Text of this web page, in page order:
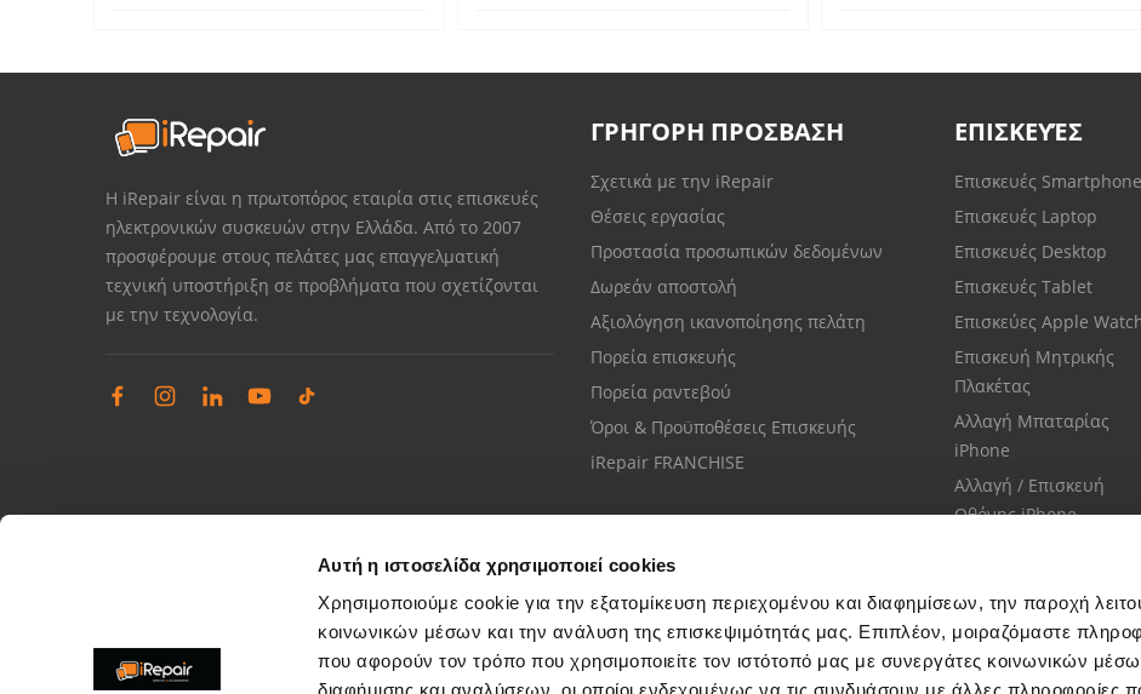
Αυτή η ιστοσελίδα χρησιμοποιεί cookies
Χρησιμοποιούμε cookie για την εξατομίκευση περιεχομένου και διαφημίσεων, την παροχή
κοινωνικών μέσων και την ανάλυση της επισκεψιμότητάς μας. Επιπλέον, μοιραζόμαστε
που αφορούν τον τρόπο που χρησιμοποιείτε τον ιστότοπό μας με συνεργάτες κοινωνικών
Η iRepair είναι η πρωτοπόρος εταιρία στις επισκευές
ηλεκτρονικών συσκευών στην Ελλάδα. Από το 2007
προσφέρουμε στους πελάτες μας επαγγελματική
τεχνική υποστήριξη σε προβλήματα που σχετίζονται
με την τεχνολογία.
ΓΡΗΓΟΡΗ ΠΡΟΣΒΑΣΗ
Σχετικά με την iRepair
Θέσεις εργασίας
Προστασία προσωπικών δεδομένων
Δωρεάν αποστολή
Αξιολόγηση ικανοποίησης πελάτη
Πορεία επισκευής
Πορεία ραντεβού
Όροι & Προϋποθέσεις Επισκευής
iRepair FRANCHISE
ΕΠΙΣΚΕΥΈΣ
Επισκευές Smartphone
Επισκευές Laptop
Επισκευές Desktop
Επισκευές Tablet
Επισκεύες Apple
Επισκευή Μητρικής
Πλακέτας
Αλλαγή Μπαταρίας
iPhone
Αλλαγή / Επισκευή
Οθόνης iPhone